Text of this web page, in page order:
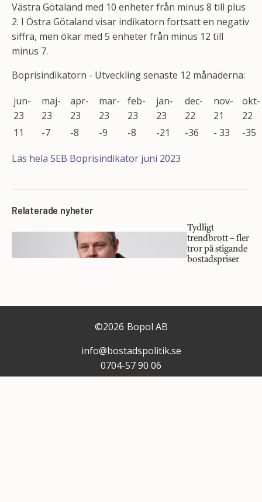
Västra Götaland med 10 enheter från minus 8 till plus
2. I Östra Götaland visar indikatorn fortsatt en negativ
siffra, men ökar med 5 enheter från minus 12 till
minus 7.
Boprisindikatorn - Utveckling senaste 12 månaderna:
jun-
23
maj-
23
apr-
23
mar-
23
feb-
23
jan-
23
dec-
22
nov-
21
okt-
22
11
-7 -8 -9 -8 -21 -36 - 33
-35
Läs hela SEB Boprisindikator juni 2023
Relaterade nyheter
Tydligt
trendbrott – fler
tror på stigande
bostadspriser
©2026 Bopol AB
info@bostadspolitik.se
0704-57 90 06